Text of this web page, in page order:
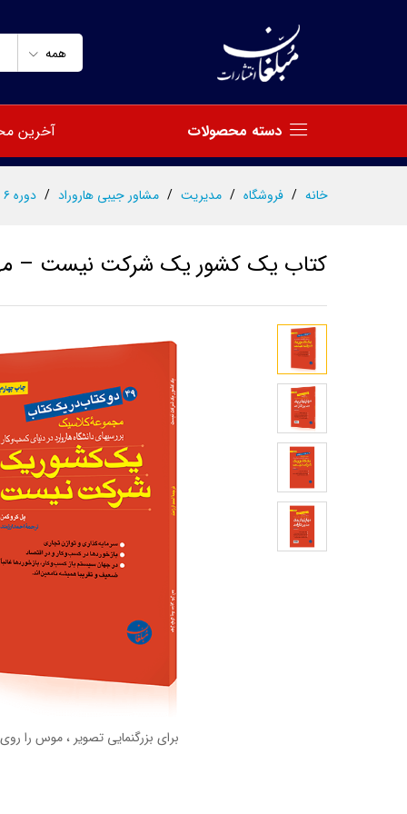
همه
دسته محصولات آخرین
خانه / فروشگاه / مدیریت / مشاور جیبی هاروراد / دوره ۶ جلدی دو کتاب در یک کتاب
کتاب یک کشور یک شرکت نیست –
برای بزرگنمایی تصویر ، موس را